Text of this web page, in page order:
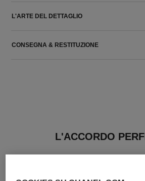
L'ARTE DEL DETTAGLIO
CONSEGNA & RESTITUZIONE
L'ACCORDO